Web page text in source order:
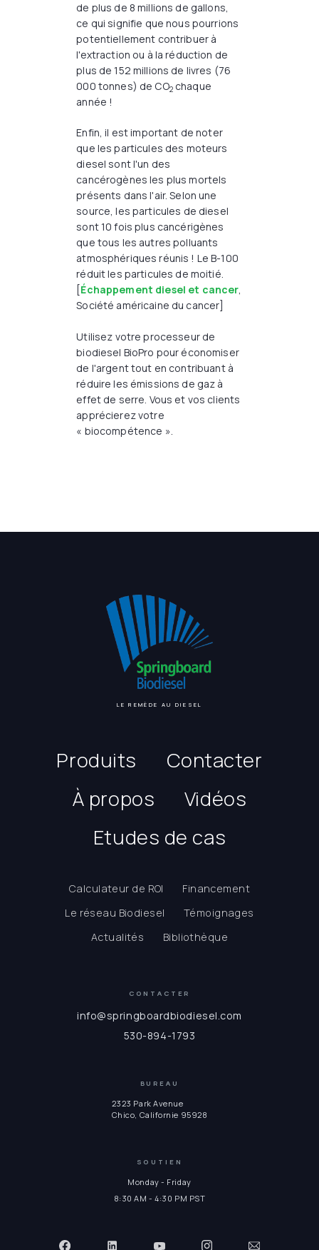
de plus de 8 millions de gallons,
ce qui signifie que nous pourrions
potentiellement contribuer à
l'extraction ou à la réduction de
plus de 152 millions de livres (76
000 tonnes) de CO2chaque
année !
Enfin, il est important de noter
que les particules des moteurs
diesel sont l'un des
cancérogènes les plus mortels
présents dans l'air. Selon une
source, les particules de diesel
sont 10 fois plus cancérigènes
que tous les autres polluants
atmosphériques réunis ! Le B-100
réduit les particules de moitié.
Échappement diesel et cancer,
Société américaine du cancer]
Utilisez votre processeur de
biodiesel BioPro pour économiser
de l'argent tout en contribuant à
réduire les émissions de gaz à
effet de serre. Vous et vos clients
apprécierez votre
« biocompétence ».
LE REMÈDE AU DIESEL
Produits
Contacter
À propos
Vidéos
Etudes de cas
Calculateur de ROI
Financement
Le réseau Biodiesel
Témoignages
Actualités
Bibliothèque
CONTACTER
info@springboardbiodiesel.com
530-894-1793
BUREAU
2323 Park Avenue
Chico, Californie 95928
SOUTIEN
Monday - Friday
8:30 AM - 4:30 PM PST